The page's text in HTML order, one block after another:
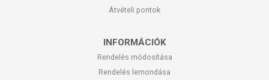
Átvételi pontok
INFORMÁCIÓK
Rendelés módosítása
Rendelés lemondása